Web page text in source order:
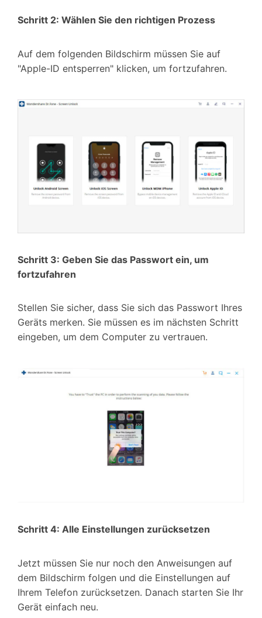
Schritt 2: Wählen Sie den richtigen Prozess
Auf dem folgenden Bildschirm müssen Sie auf
"Apple-ID entsperren" klicken, um fortzufahren.
Schritt 3: Geben Sie das Passwort ein, um
fortzufahren
Stellen Sie sicher, dass Sie sich das Passwort Ihres
Geräts merken. Sie müssen es im nächsten Schritt
eingeben, um dem Computer zu vertrauen.
Schritt 4: Alle Einstellungen zurücksetzen
Jetzt müssen Sie nur noch den Anweisungen auf
dem Bildschirm folgen und die Einstellungen auf
Ihrem Telefon zurücksetzen. Danach starten Sie Ihr
Gerät einfach neu.